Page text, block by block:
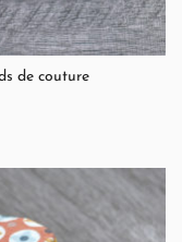
de couture